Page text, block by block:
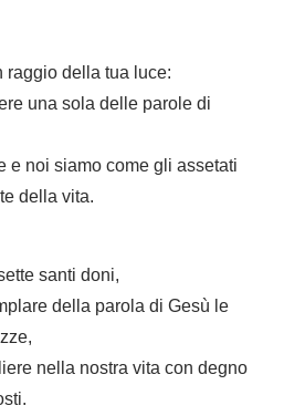
della tua luce:
una sola delle parole di
e noi siamo come gli assetati
della vita.
santi doni,
della parola di Gesù le
nella nostra vita con degno